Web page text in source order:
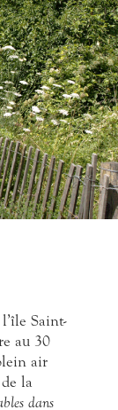
Saint-
au 30
air
la
dans